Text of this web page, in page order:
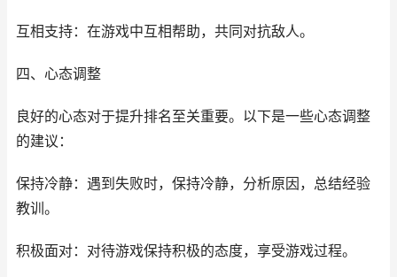
互相支持：在游戏中互相帮助，共同对抗敌人。
四、心态调整
良好的心态对于提升排名至关重要。以下是一些心态调整
的建议：
保持冷静：遇到失败时，保持冷静，分析原因，总结经验
教训。
积极面对：对待游戏保持积极的态度，享受游戏过程。